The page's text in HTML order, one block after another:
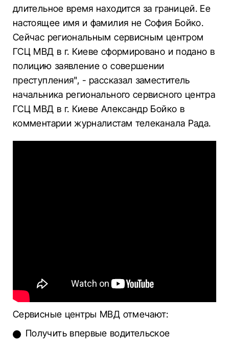
длительное время находится за границей. Ее
настоящее имя и фамилия не София Бойко.
Сейчас региональным сервисным центром
ГСЦ МВД в г. Киеве сформировано и подано в
полицию заявление о совершении
преступления", - рассказал заместитель
начальника регионального сервисного центра
ГСЦ МВД в г. Киеве Александр Бойко в
комментарии журналистам телеканала Рада.
Сервисные центры МВД отмечают:
Получить впервые водительское